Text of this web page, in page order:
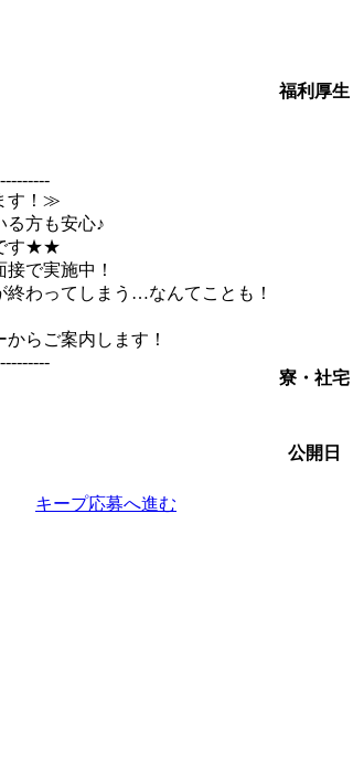
す！≫
る方も安心♪
す★★
で実施中！
終わってしまう…なんてことも！
らご案内します！
福利厚生
寮・社宅
公開日
キープ応募へ進む